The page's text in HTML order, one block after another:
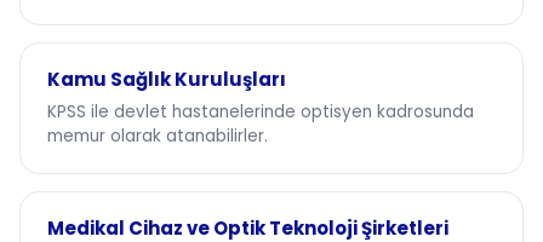
Kamu Sağlık Kuruluşları
KPSS ile devlet hastanelerinde optisyen kadrosunda
memur olarak atanabilirler.
Medikal Cihaz ve Optik Teknoloji Şirketleri